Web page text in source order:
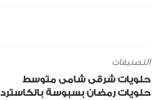
التصنيفات
حلويات شرقى شامى متوسط
حلويات رمضان بسبوسة بالكاسترد